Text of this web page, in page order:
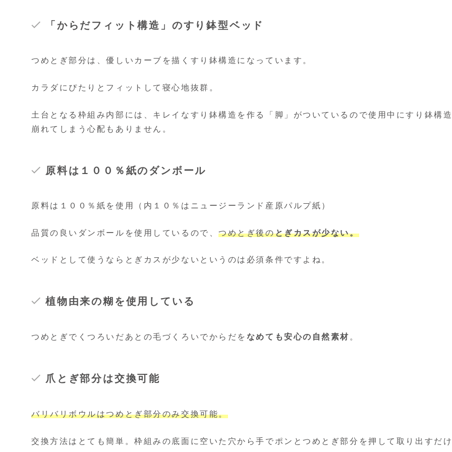
「からだフィット構造」のすり鉢型ベッド
つめとぎ部分は、優しいカーブを描くすり鉢構造になっています。
カラダにぴたりとフィットして寝心地抜群。
土台となる枠組み内部には、キレイなすり鉢構造を作る「脚」がついているので使用中にすり鉢構
崩れてしまう心配もありません。
原料は１００％紙のダンボール
原料は１００％紙を使用（内１０％はニュージーランド産原パルプ紙）
品質の良いダンボールを使用しているので、つめとぎ後のとぎカスが少ない。
ベッドとして使うならとぎカスが少ないというのは必須条件ですよね。
植物由来の糊を使用 している
つめとぎでくつろいだあとの毛づくろいでからだを なめても安心の自然素材 。
爪とぎ部分は交換可能
バリバリボウルはつめとぎ部分のみ交換可能。
交換方法はとても簡単。枠組みの底面に空いた穴から手でポンとつめとぎ部分を押して取り出すだ